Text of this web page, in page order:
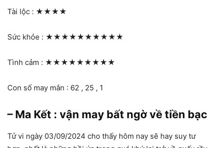
Tài lộc : ★★★★
Sức khỏe : ★★★★★★★★★★
Tình cảm : ★★★★★★★★★
Con số may mắn : 62 , 25 , 1
– Ma Kết : vận may bất ngờ về tiền bạc
Tử vi ngày 03/09/2024 cho thấy hôm nay sẽ hay suy tư